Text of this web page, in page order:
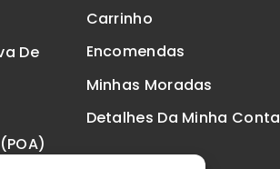
De
Carrinho
Encomendas
Minhas Moradas
Detalhes Da Minha Conta